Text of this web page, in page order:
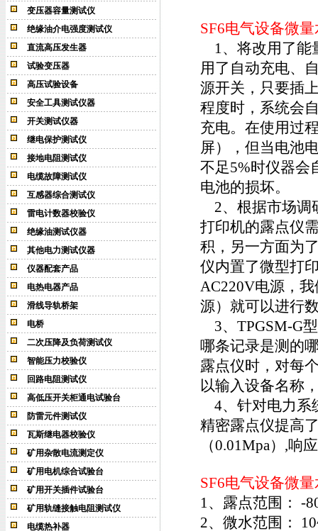
变压器容量测试仪
绝缘油介电强度测试仪
直流高压发生器
试验变压器
高压试验设备
安全工具测试仪器
开关测试仪器
继电保护测试仪
接地电阻测试仪
电缆故障测试仪
互感器综合测试仪
雷电计数器校验仪
绝缘油测试仪器
其他电力测试仪器
仪器配套产品
电热电器产品
滑线导轨桥架
电桥
二次压降及负荷测试仪
智能压力校验仪
回路电阻测试仪
高低压开关柜通电试验台
防雷元件测试仪
瓦斯继电器校验仪
矿用杂散电流测定仪
矿用电机综合试验台
矿用开关插件试验台
矿用轨缝接触电阻测试仪
电缆热补器
SF6电气设备微
1、将改用了能
用了自动充电、
源开关，只要插
程度时，系统会
充电。在使用过
屏），但当电池
不足5%时仪器会
电池的损坏。
2、根据市场调
打印机的露点仪
积，另一方面为
仪内置了微型打
AC220V电源，
源）就可以进行
3、TPGSM-G
哪条记录是测的
露点仪时，对每
以输入设备名称
4、针对电力系
精密露点仪提高
（0.01Mpa）,响
SF6电气设备微
1、露点范围： -
2、微水范围：